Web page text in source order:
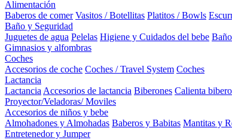
Alimentación
Baberos de comer Vasitos / Botellitas Platitos / Bowls
Baño y Seguridad
Juguetes de agua Pelelas Higiene y Cuidados del bebe
Gimnasios y alfombras
Coches
Accesorios de coche Coches / Travel System Coches
Lactancia
Lactancia Accesorios de lactancia Biberones Calienta
Proyector/Veladoras/ Moviles
Accesorios de niños y bebe
Almohadones y Almohadas Baberos y Babitas Mantitas y
Entretenedor y Jumper